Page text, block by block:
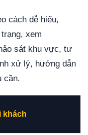
cách dễ hiểu,
xem
sát khu vực, tư
xử lý, hướng dẫn
cần.
khách